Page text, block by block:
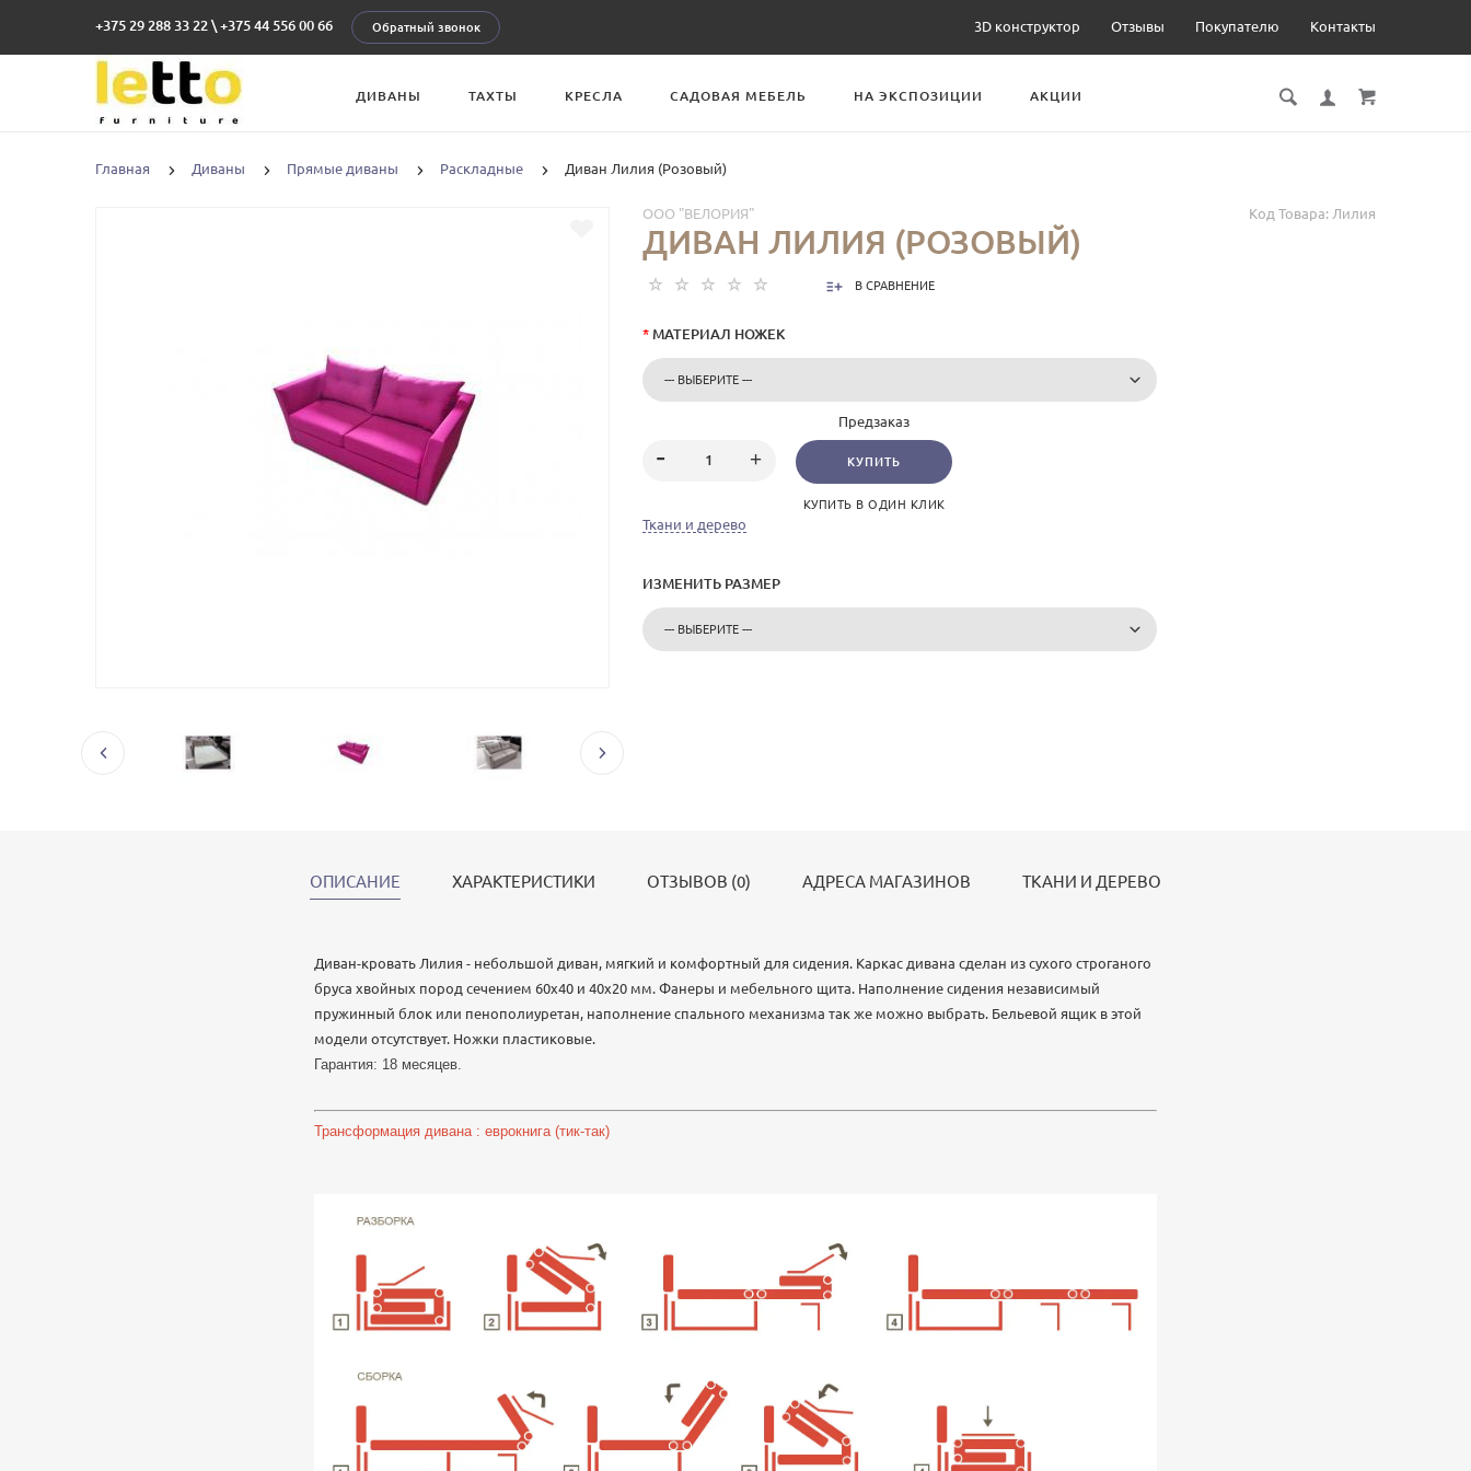
+375 29 288 33 22 \ +375 44 556 00 66 Обратный звонок 3D конструктор Отзывы Покупателю Контакты
ДИВАНЫ ТАХТЫ КРЕСЛА САДОВАЯ МЕБЕЛЬ НА ЭКСПОЗИЦИИ АКЦИИ
Главная Диваны Прямые диваны Раскладные Диван Лилия (Розовый)
Код Товара: Лилия
ООО "ВЕЛОРИЯ"
ДИВАН ЛИЛИЯ (РОЗОВЫЙ)
В СРАВНЕНИЕ
* МАТЕРИАЛ НОЖЕК
Предзаказ
КУПИТЬ
КУПИТЬ В ОДИН КЛИК
Ткани и дерево
ИЗМЕНИТЬ РАЗМЕР
ОПИСАНИЕ ХАРАКТЕРИСТИКИ ОТЗЫВОВ (0) АДРЕСА МАГАЗИНОВ ТКАНИ И ДЕРЕВО
Диван-кровать Лилия - небольшой диван, мягкий и комфортный для сидения. Каркас дивана сделан из сухого строганого
бруса хвойных пород сечением 60х40 и 40х20 мм. Фанеры и мебельного щита. Наполнение сидения независимый
пружинный блок или пенополиуретан, наполнение спального механизма так же можно выбрать. Бельевой ящик в этой
модели отсутствует. Ножки пластиковые.
Гарантия: 18 месяцев.
Трансформация дивана : еврокнига (тик-так)